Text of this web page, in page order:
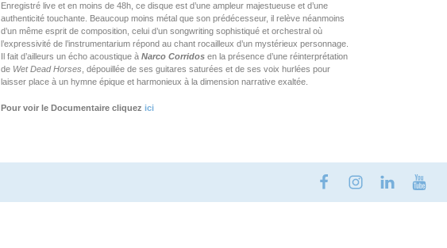
Enregistré live et en moins de 48h, ce disque est d’une ampleur majestueuse et d’une
authenticité touchante. Beaucoup moins métal que son prédécesseur, il relève néanmoins
d’un même esprit de composition, celui d’un songwriting sophistiqué et orchestral où
l’expressivité de l’instrumentarium répond au chant rocailleux d’un mystérieux personnage.
Il fait d’ailleurs un écho acoustique à Narco Corridos en la présence d’une réinterprétation
de Wet Dead Horses , dépouillée de ses guitares saturées et de ses voix hurlées pour
laisser place à un hymne épique et harmonieux à la dimension narrative exaltée.
Pour voir le Documentaire cliquez ici